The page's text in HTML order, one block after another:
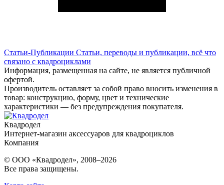
Статьи-Публикации Статьи, переводы и публикации, всё что
связано с квадроциклами
Информация, размещенная на сайте, не является публичной
офертой.
Производитель оставляет за собой право вносить изменения в
товар: конструкцию, форму, цвет и технические
характеристики — без предупреждения покупателя.
Квадродел
Интернет-магазин аксессуаров для квадроциклов
Компания
© ООО «Квадродел», 2008–2026
Все права защищены.